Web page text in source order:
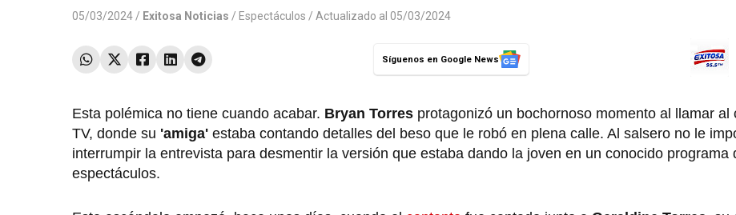
05/03/2024 / Exitosa Noticias / Espectáculos / Actualizado al 05/03/2024
Síguenos en Google News
Esta polémica no tiene cuando acabar. Bryan Torres protagonizó un bochornoso momento al llamar al
TV, donde su 'amiga' estaba contando detalles del beso que le robó en plena calle. Al salsero no le
interrumpir la entrevista para desmentir la versión que estaba dando la joven en un conocido programa
espectáculos.